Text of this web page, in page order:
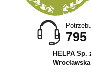
795
HELPA Sp.